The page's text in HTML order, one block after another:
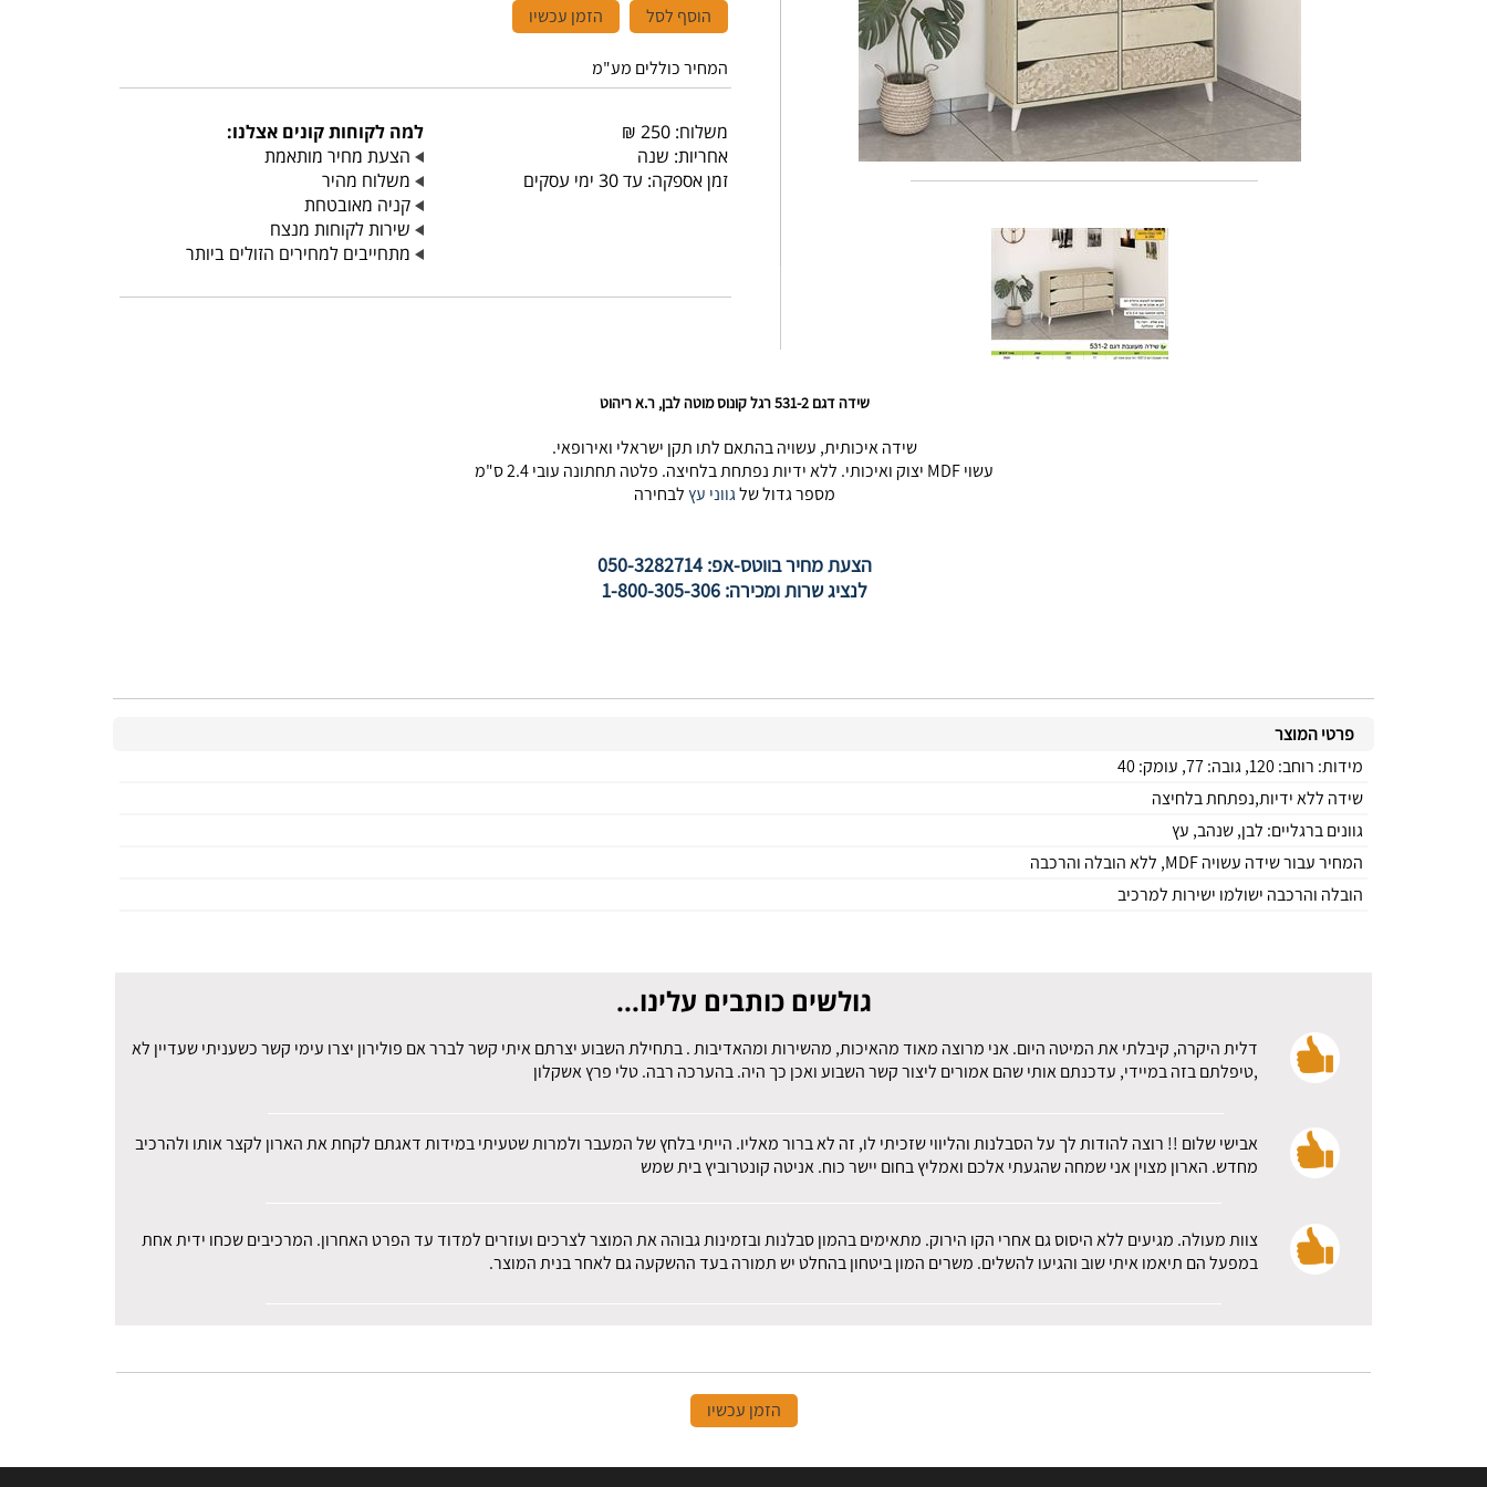
הוסף לסל הזמן עכשיו
המחיר כוללים מע"מ
משלוח: 250 ₪
אחריות: שנה
זמן אספקה: עד 30 ימי עסקים
למה לקוחות קונים אצלנו:
הצעת מחיר מותאמת
משלוח מהיר
קניה מאובטחת
שירות לקוחות מנצח
מתחייבים למחירים הזולים ביותר
שידה דגם 531-2 רגל קונוס מוטה לבן, ר.א ריהוט
שידה איכותית, עשויה בהתאם לתו תקן ישראלי ואירופאי.
עשוי MDF יצוק ואיכותי. ללא ידיות נפתחת בלחיצה. פלטה תחתונה עובי 2.4 ס"מ
מספר גדול שלגווני עץלבחירה
הצעת מחיר בווטס-אפ: 050-3282714
לנציג שרות ומכירה: 1-800-305-306
פרטי המוצר
מידות: רוחב: 120, גובה: 77, עומק: 40
שידה ללא ידיות,נפתחת בלחיצה
גוונים ברגליים: לבן, שנהב, עץ
המחיר עבור שידה עשויה MDF, ללא הובלה והרכבה
הובלה והרכבה ישולמו ישירות למרכיב
גולשים כותבים עלינו...
דלית היקרה, קיבלתי את המיטה היום. אני מרוצה מאוד מהאיכות, מהשירות ומהאדיבות . בתחילת השבוע יצרתם איתי קשר לברר אם פולירון יצרו עימי קשר כשעניתי שעדיין לא
,טיפלתם בזה במיידי, עדכנתם אותי שהם אמורים ליצור קשר השבוע ואכן כך היה. בהערכה רבה. טלי פרץ אשקלון
אבישי שלום !! רוצה להודות לך על הסבלנות והליווי שזכיתי לו, זה לא ברור מאליו. הייתי בלחץ של המעבר ולמרות שטעיתי במידות דאגתם לקחת את הארון לקצר אותו ולהרכיב
מחדש. הארון מצוין אני שמחה שהגעתי אלכם ואמליץ בחום יישר כוח. אניטה קונטרוביץ בית שמש
צוות מעולה. מגיעים ללא היסוס גם אחרי הקו הירוק. מתאימים בהמון סבלנות ובזמינות גבוהה את המוצר לצרכים ועוזרים למדוד עד הפרט האחרון. המרכיבים שכחו ידית אחת
במפעל הם תיאמו איתי שוב והגיעו להשלים. משרים המון ביטחון בהחלט יש תמורה בעד ההשקעה גם לאחר בנית המוצר.
הזמן עכשיו